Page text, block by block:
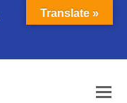
Translate »